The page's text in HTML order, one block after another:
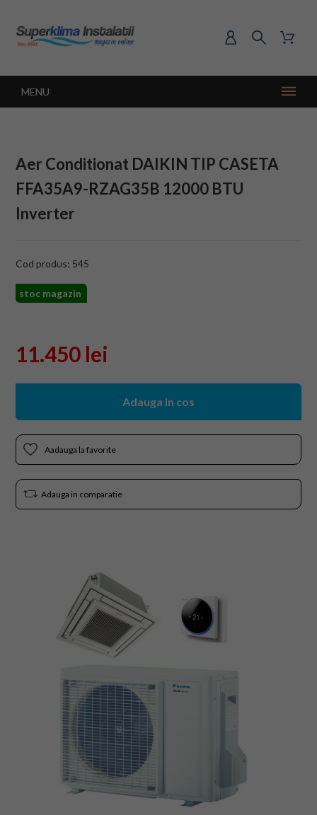
MENU
Aer Conditionat DAIKIN TIP CASETA
FFA35A9-RZAG35B 12000 BTU
Inverter
Cod produs: 545
stoc magazin
11.450 lei
Adauga in cos
Aadauga la favorite
Adauga in comparatie